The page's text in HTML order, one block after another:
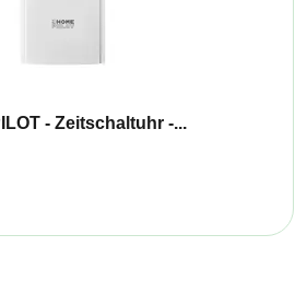
- Zeitschaltuhr -...